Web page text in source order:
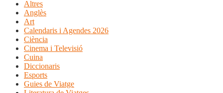
Altres
Anglès
Art
Calendaris i Agendes 2026
Ciència
Cinema i Televisió
Cuina
Diccionaris
Esports
Guies de Viatge